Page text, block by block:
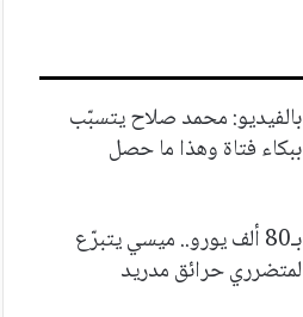
بالفيديو: محمد صلاح يتسبّب
ببكاء فتاة وهذا ما حصل
بـ80 ألف يورو.. ميسي يتبرّع
لمتضرري حرائق مدريد